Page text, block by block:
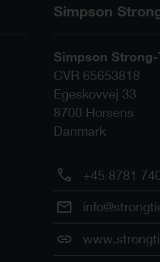
Simpson
Simpson Strong-
CVR 65653818
Egeskovvej 33
8700 Horsens
Danmark
+45 8781